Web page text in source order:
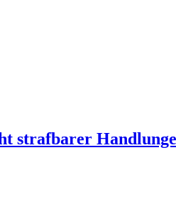
strafbarer